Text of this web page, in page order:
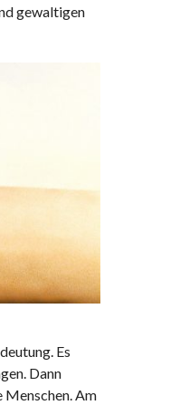
gewaltigen
Es
Dann
Menschen. Am